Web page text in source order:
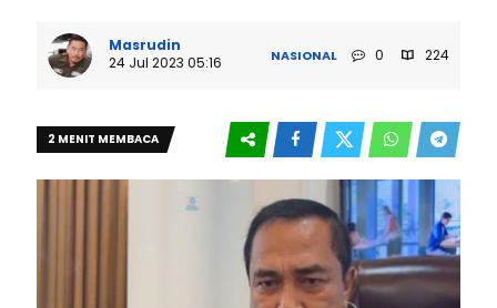
Masrudin
24 Jul 2023 05:16
NASIONAL 0 224
2 MENIT MEMBACA